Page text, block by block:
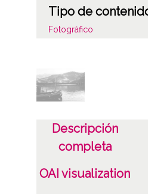
Tipo de
Fotográfico
Tipo de imagen: Positivos
Plata;
Fecha
19601231
Descripción
completa
OAI visualization